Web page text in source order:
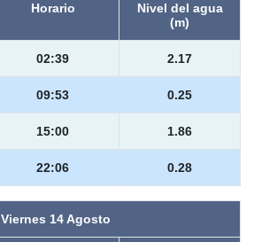
Horario
Nivel del agua
(m)
02:39 2.17
09:53 0.25
15:00 1.86
22:06 0.28
Viernes 14 Agosto